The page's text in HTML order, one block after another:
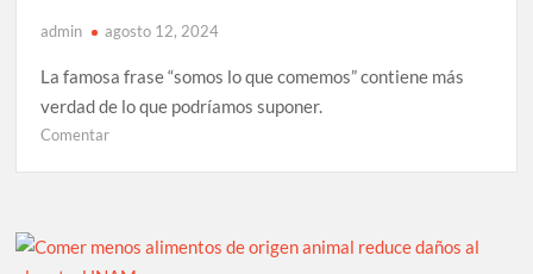
admin agosto 12, 2024
La famosa frase “somos lo que comemos” contiene más
verdad de lo que podríamos suponer.
Comentaren
PENSAR